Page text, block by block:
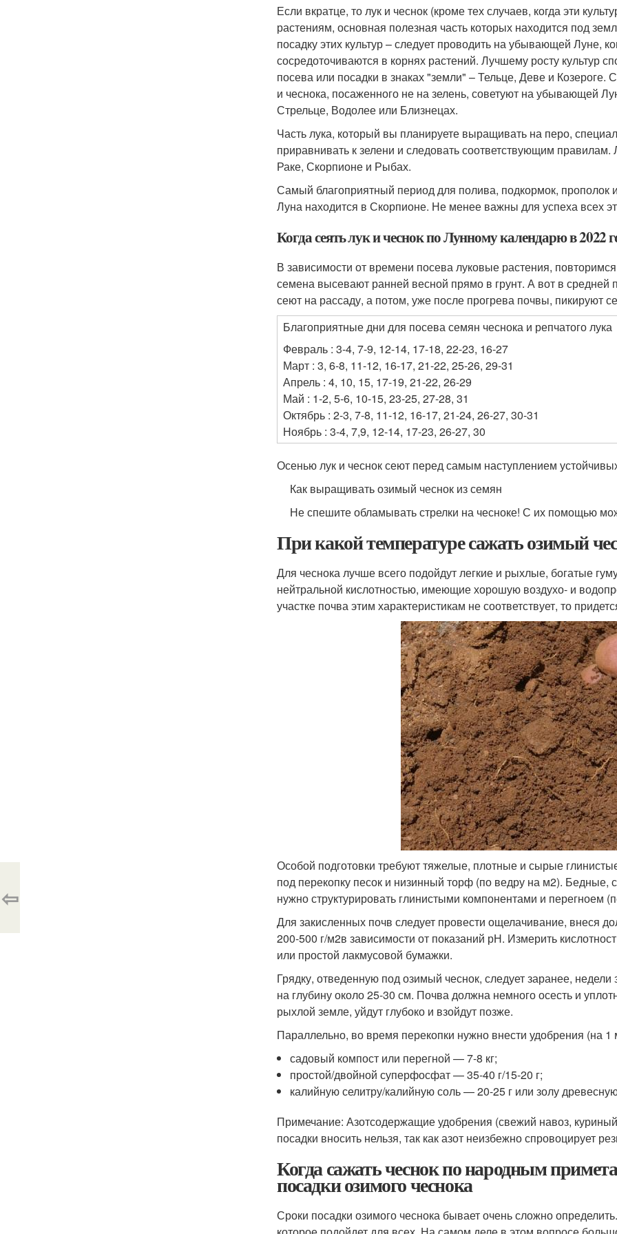
Если вкратце, то лук и чеснок (кроме тех случаев, когда эти
растениям, основная полезная часть которых находится под
посадку этих культур – следует проводить на убывающей Луне,
сосредоточиваются в корнях растений. Лучшему росту культур
посева или посадки в знаках "земли" – Тельце, Деве и Козероге.
и чеснока, посаженного не на зелень, советуют на убывающей
Стрельце, Водолее или Близнецах.
Часть лука, который вы планируете выращивать на перо,
приравнивать к зелени и следовать соответствующим
Раке, Скорпионе и Рыбах.
Самый благоприятный период для полива, подкормок, прополок
Луна находится в Скорпионе. Не менее важны для успеха всех
Когда сеять лук и чеснок по Лунному календарю в 2022
В зависимости от времени посева луковые растения,
семена высевают ранней весной прямо в грунт. А вот в
сеют на рассаду, а потом, уже после прогрева почвы, пикируют
Благоприятные дни для посева семян чеснока и репчатого лука
Февраль : 3-4, 7-9, 12-14, 17-18, 22-23, 16-27
Март : 3, 6-8, 11-12, 16-17, 21-22, 25-26, 29-31
Апрель : 4, 10, 15, 17-19, 21-22, 26-29
Май : 1-2, 5-6, 10-15, 23-25, 27-28, 31
Октябрь : 2-3, 7-8, 11-12, 16-17, 21-24, 26-27, 30-31
Ноябрь : 3-4, 7,9, 12-14, 17-23, 26-27, 30
Осенью лук и чеснок сеют перед самым наступлением
Как выращивать озимый чеснок из семян
Не спешите обламывать стрелки на чесноке! С их помощью
При какой температуре сажать озимый
Для чеснока лучше всего подойдут легкие и рыхлые, богатые
нейтральной кислотностью, имеющие хорошую воздухо- и
участке почва этим характеристикам не соответствует, то
Особой подготовки требуют тяжелые, плотные и сырые
под перекопку песок и низинный торф (по ведру на м2). Бедные,
нужно структурировать глинистыми компонентами и перегноем
Для закисленных почв следует провести ощелачивание, внеся
200-500 г/м2в зависимости от показаний рН. Измерить
или простой лакмусовой бумажки.
Грядку, отведенную под озимый чеснок, следует заранее,
на глубину около 25-30 см. Почва должна немного осесть и
рыхлой земле, уйдут глубоко и взойдут позже.
Параллельно, во время перекопки нужно внести удобрения (на 1
садовый компост или перегной — 7-8 кг;
простой/двойной суперфосфат — 35-40 г/15-20 г;
калийную селитру/калийную соль — 20-25 г или золу
Примечание: Азотсодержащие удобрения (свежий навоз,
посадки вносить нельзя, так как азот неизбежно спровоцирует
Когда сажать чеснок по народным
посадки озимого чеснока
Сроки посадки озимого чеснока бывает очень сложно
⇦